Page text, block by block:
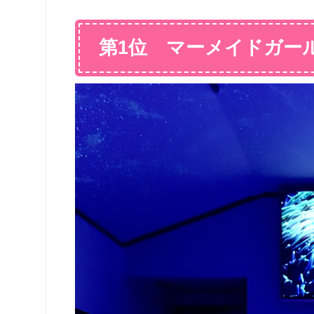
第1位 マーメイドガー